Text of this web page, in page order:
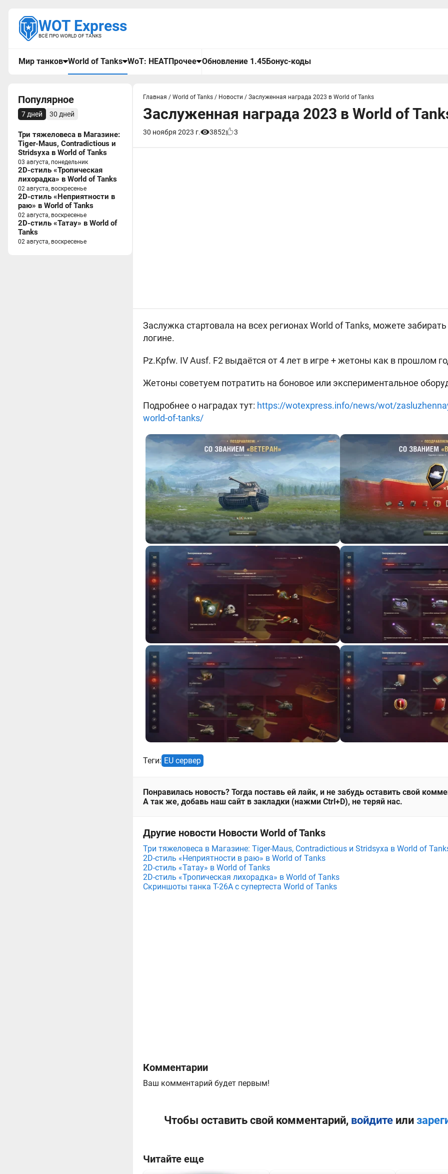
WOT Express
ВСЁ ПРО WORLD OF TANKS
Мир танков World of Tanks WoT: HEATПрочее Обновление 1.45Бонус-коды
Популярное
7 дней 30 дней
Три тяжеловеса в Магазине:
Tiger-Maus, Contradictious и
Stridsyxa в World of Tanks
03 августа, понедельник
2D-стиль «Тропическая
лихорадка» в World of Tanks
02 августа, воскресенье
2D-стиль «Неприятности в
раю» в World of Tanks
02 августа, воскресенье
2D-стиль «Татау» в World of
Tanks
02 августа, воскресенье
Главная / World of Tanks / Новости / Заслуженная награда 2023 в World of Tanks
Заслуженная награда 2023 в World of
30 ноября 2023 г. 3852 3
Заслужка стартовала на всех регионах World of Tanks, можете
логине.
Pz.Kpfw. IV Ausf. F2 выдаётся от 4 лет в игре + жетоны как в прошлом
Жетоны советуем потратить на боновое или экспериментальное
Подробнее о наградах тут: https://wotexpress.info/news/wot/
world-of-tanks/
Теги: EU сервер
Понравилась новость? Тогда поставь ей лайк, и не забудь оставить свой
А так же, добавь наш сайт в закладки (нажми Ctrl+D), не теряй нас.
Другие новости Новости World of Tanks
Три тяжеловеса в Магазине: Tiger-Maus, Contradictious и Stridsyxa в World of
2D-стиль «Неприятности в раю» в World of Tanks
2D-стиль «Татау» в World of Tanks
2D-стиль «Тропическая лихорадка» в World of Tanks
Скриншоты танка T-26A с супертеста World of Tanks
Комментарии
Ваш комментарий будет первым!
Чтобы оставить свой комментарий, войдитеили
Читайте еще